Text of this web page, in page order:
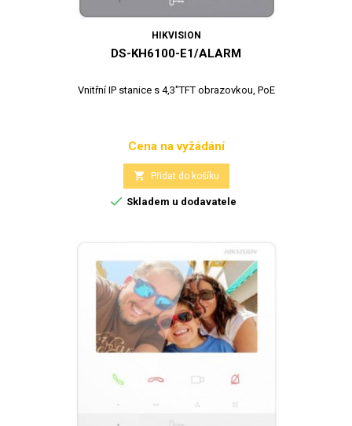
HIKVISION
DS-KH6100-E1/ALARM
Vnitřní IP stanice s 4,3"TFT obrazovkou, PoE
Cena
Cena na vyžádání
 Přidat do košíku
 Skladem u dodavatele